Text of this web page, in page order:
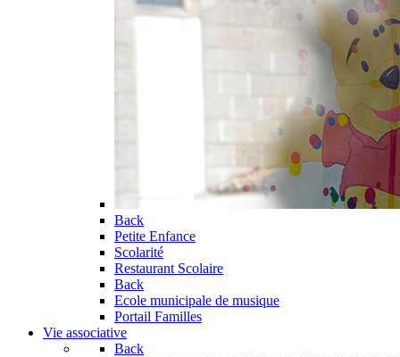
Back
Petite Enfance
Scolarité
Restaurant Scolaire
Back
Ecole municipale de musique
Portail Familles
Vie associative
Back